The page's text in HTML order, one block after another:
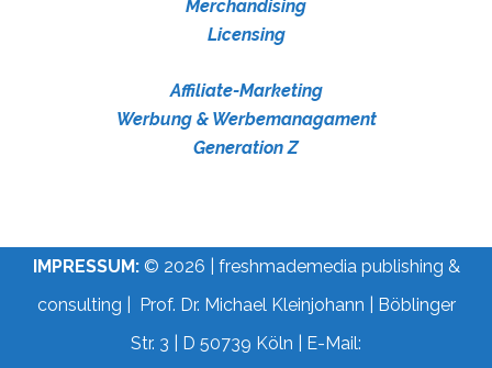
Merchandising
Licensing
Affiliate-Marketing
Werbung & Werbemanagament
Generation Z
IMPRESSUM:© 2026 | freshmademedia publishing &
consulting | Prof. Dr. Michael Kleinjohann | Böblinger
Str. 3 | D 50739 Köln | E-Mail: